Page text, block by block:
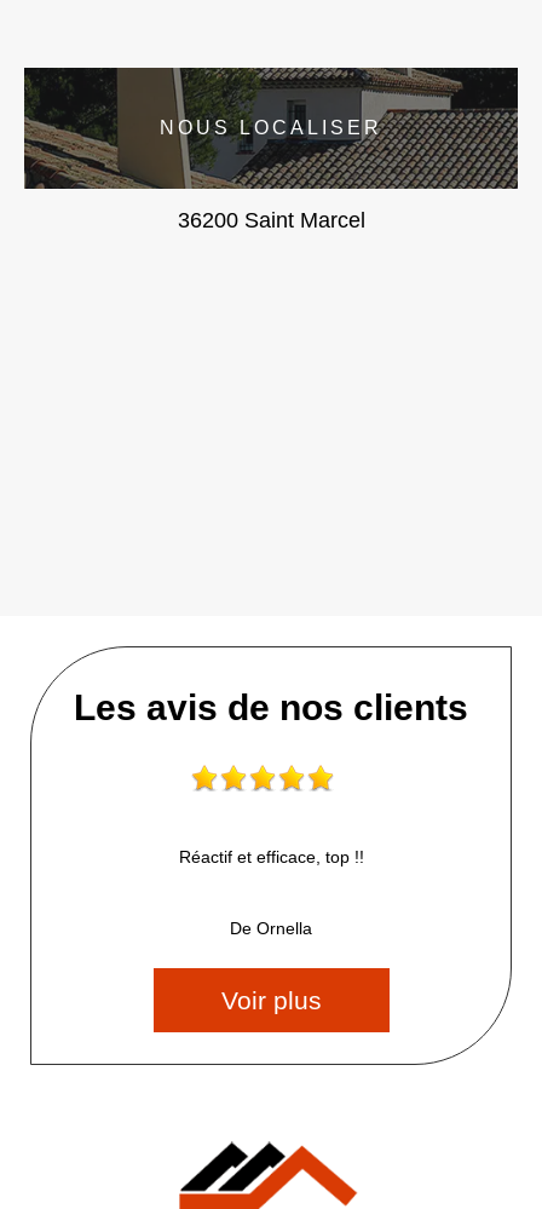
NOUS LOCALISER
36200 Saint Marcel
Les avis de nos clients
Réactif et efficace, top !!
De Ornella
Voir plus